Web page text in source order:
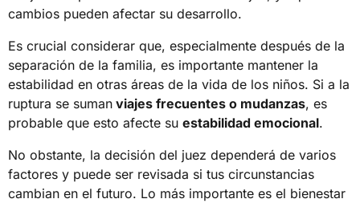
cambios pueden afectar su desarrollo.
Es crucial considerar que, especialmente después de la
separación de la familia, es importante mantener la
estabilidad en otras áreas de la vida de los niños. Si a la
ruptura se suman viajes frecuentes o mudanzas, es
probable que esto afecte su estabilidad emocional.
No obstante, la decisión del juez dependerá de varios
factores y puede ser revisada si tus circunstancias
cambian en el futuro. Lo más importante es el bienestar